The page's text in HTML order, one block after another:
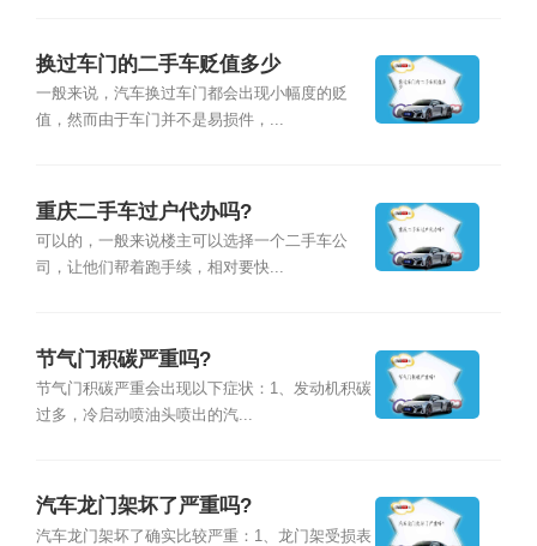
换过车门的二手车贬值多少
一般来说，汽车换过车门都会出现小幅度的贬
值，然而由于车门并不是易损件，...
重庆二手车过户代办吗?
可以的，一般来说楼主可以选择一个二手车公
司，让他们帮着跑手续，相对要快...
节气门积碳严重吗?
节气门积碳严重会出现以下症状：1、发动机积碳
过多，冷启动喷油头喷出的汽...
汽车龙门架坏了严重吗?
汽车龙门架坏了确实比较严重：1、龙门架受损表